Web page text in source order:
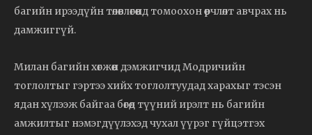
багийн ирээдүйн төлөвлөгөөнд томоохон өөрчлөлт авчрах нь
дамжиггүй.
Милан багийн хөгжөөн дэмжигчид Модричийн
тоглолтыг гэртээ хийх тоглолтуудад харахыг тэсэн
ядан хүлээж байгаа бөгөөд түүний ирэлт нь багийн
амжилтыг нэмэгдүүлэхэд чухал үүрэг гүйцэтгэх